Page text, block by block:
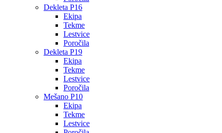
Dekleta P16
Ekipa
Tekme
Lestvice
Poročila
Dekleta P19
Ekipa
Tekme
Lestvice
Poročila
Mešano P10
Ekipa
Tekme
Lestvice